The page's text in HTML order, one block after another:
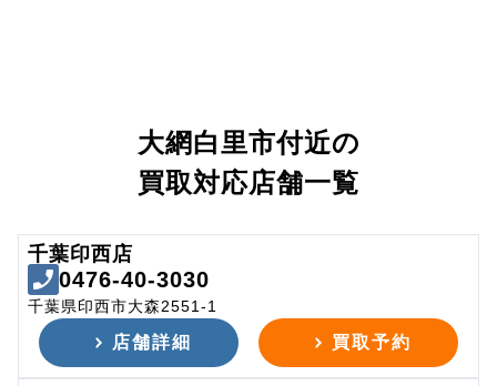
大網白里市付近の
買取対応店舗一覧
千葉印西店
0476-40-3030
千葉県印西市大森2551-1
店舗詳細 買取予約